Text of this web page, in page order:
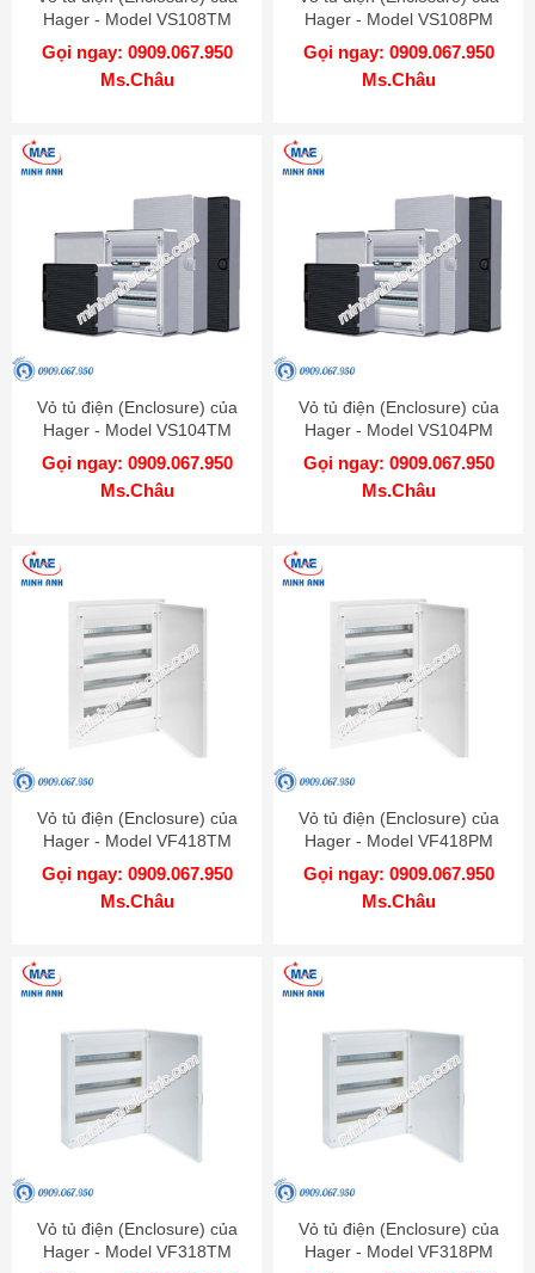
Hager - Model VS108TM
Gọi ngay: 0909.067.950
Ms.Châu
Hager - Model VS108PM
Gọi ngay: 0909.067.950
Ms.Châu
Vỏ tủ điện (Enclosure) của
Hager - Model VS104TM
Gọi ngay: 0909.067.950
Ms.Châu
Vỏ tủ điện (Enclosure) của
Hager - Model VS104PM
Gọi ngay: 0909.067.950
Ms.Châu
Vỏ tủ điện (Enclosure) của
Hager - Model VF418TM
Gọi ngay: 0909.067.950
Ms.Châu
Vỏ tủ điện (Enclosure) của
Hager - Model VF418PM
Gọi ngay: 0909.067.950
Ms.Châu
Vỏ tủ điện (Enclosure) của
Hager - Model VF318TM
Vỏ tủ điện (Enclosure) của
Hager - Model VF318PM